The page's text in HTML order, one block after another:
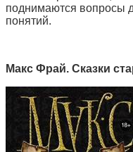
поднимаются вопросы
понятий.
Макс Фрай. Сказки